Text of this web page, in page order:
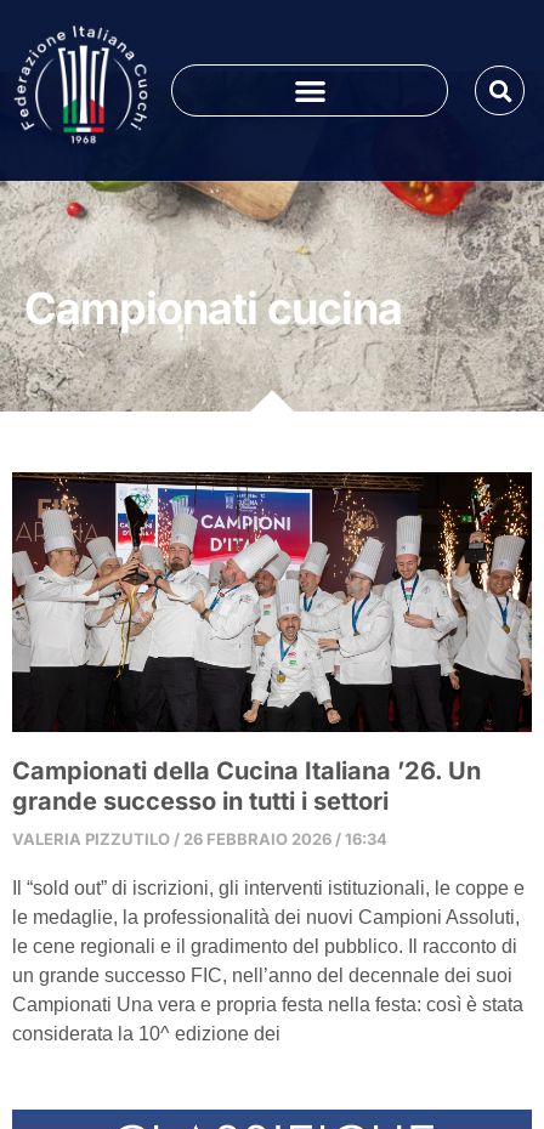
Campionati cucina
Campionati della Cucina Italiana ’26. Un
grande successo in tutti i settori
VALERIA PIZZUTILO 26 FEBBRAIO 2026 16:34
Il “sold out” di iscrizioni, gli interventi istituzionali, le coppe e
le medaglie, la professionalità dei nuovi Campioni Assoluti,
le cene regionali e il gradimento del pubblico. Il racconto di
un grande successo FIC, nell’anno del decennale dei suoi
Campionati Una vera e propria festa nella festa: così è stata
considerata la 10^ edizione dei